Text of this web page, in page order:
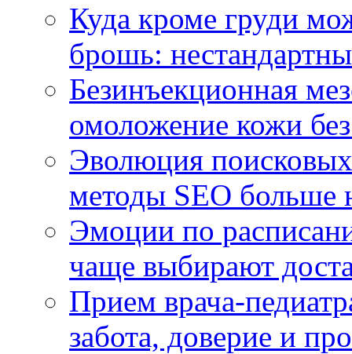
Куда кроме груди
брошь:
Безинъекционная
омоложение кожи
Эволюция
методы SEO больше
Эмоции по
чаще выбирают
Прием врача-
забота, доверие и